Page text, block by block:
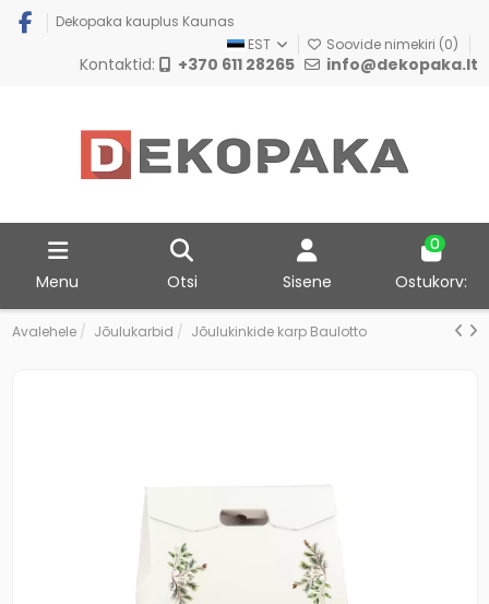
Dekopaka kauplus Kaunas
EST
Soovide nimekiri (0)
Kontaktid: +370 611 28265 info@dekopaka.lt
Menu Otsi Sisene
0
Ostukorv:
Avalehele Jõulukarbid Jõulukinkide karp Baulotto